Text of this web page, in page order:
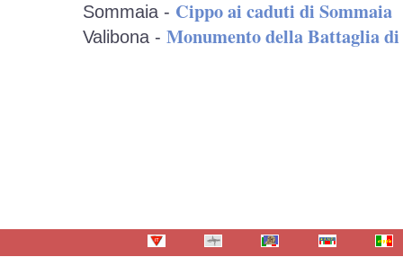
Sommaia - Cippo ai caduti di Sommaia
Valibona - Monumento della Battaglia